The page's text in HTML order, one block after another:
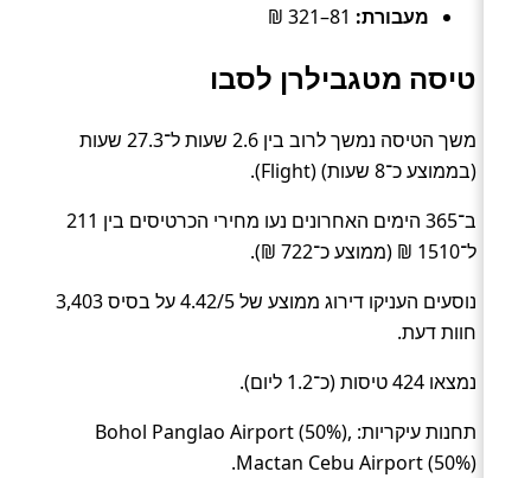
מעבורת:
טיסה מטגבילרן לסבו
משך הטיסה נמשך לרוב בין 2.6 שעות ל־27.3 שעות
(בממוצע כ־8 שעות) (Flight).
ב־365 הימים האחרונים נעו מחירי הכרטיסים בין 211
ל־1510 ₪ (ממוצע כ־722 ₪).
נוסעים העניקו דירוג ממוצע של 4.42/5 על בסיס 3,403
חוות דעת.
נמצאו 424 טיסות (כ־1.2 ליום).
תחנות עיקריות: Bohol Panglao Airport (50%),
Mactan Cebu Airport (50%).